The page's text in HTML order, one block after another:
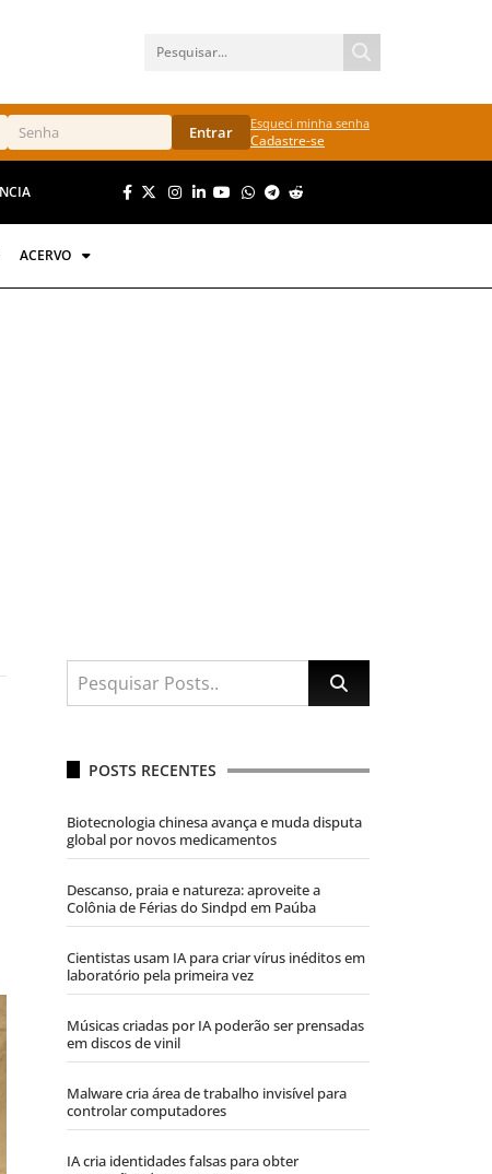
Entrar Esqueci minha senha
Cadastre-se
ACERVO
POSTS RECENTES
Biotecnologia chinesa avança e muda disputa
global por novos medicamentos
Descanso, praia e natureza: aproveite a
Colônia de Férias do Sindpd em Paúba
Cientistas usam IA para criar vírus inéditos em
laboratório pela primeira vez
Músicas criadas por IA poderão ser prensadas
em discos de vinil
Malware cria área de trabalho invisível para
controlar computadores
IA cria identidades falsas para obter